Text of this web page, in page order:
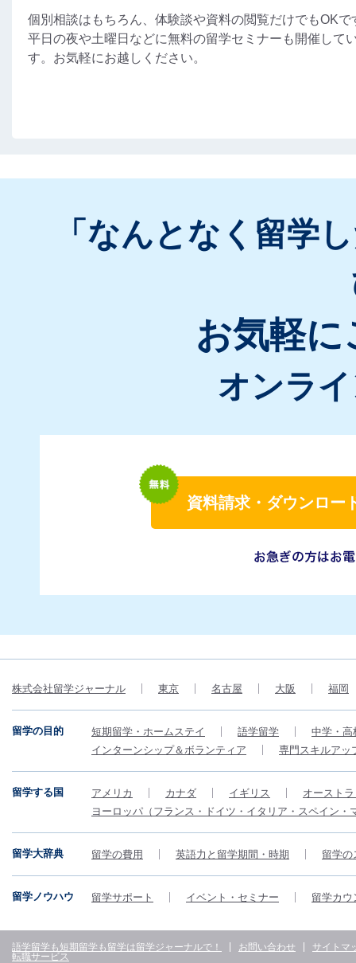
個別相談はもちろん、体験談や資料の閲覧だけでもOKで
平日の夜や土曜日などに無料の留学セミナーも開催して
す。お気軽にお越しください。
「なんとなく留学
お気軽
オンラ
資料請求・ダウンロー
株式会社留学ジャーナル 東京 名古屋 大阪 福岡
留学の目的 短期留学・ホームステイ 語学留学
中学・高
インターンシップ＆ボランティア
専門スキルアッ
留学する国 アメリカ カナダ イギリス
オースト
ヨーロッパ（フランス・ドイツ・イタリア・スペイン・
留学大辞典 留学の費用 英語力と留学期間・時期 留学の
留学ノウハウ 留学サポート イベント・セミナー 留学カウ
語学留学も短期留学も留学は留学ジャーナルで！ お問い合わせ
サイトマ
転職サービス